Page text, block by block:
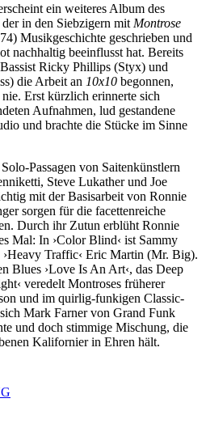
ein weiteres Album des
in den Siebzigern mit Montrose
Musikgeschichte geschrieben und
nachhaltig beeinflusst hat. Bereits
Ricky Phillips (Styx) und
die Arbeit an 10x10 begonnen,
Erst kürzlich erinnerte sich
Aufnahmen, lud gestandene
und brachte die Stücke im Sinne
Passagen von Saitenkünstlern
Steve Lukather und Joe
mit der Basisarbeit von Ronnie
sorgen für die facettenreiche
Durch ihr Zutun erblüht Ronnie
Mal: In ›Color Blind‹ ist Sammy
Traffic‹ Eric Martin (Mr. Big).
Blues ›Love Is An Art‹, das Deep
veredelt Montroses früherer
und im quirlig-funkigen Classic-
Mark Farner von Grand Funk
und doch stimmige Mischung, die
Kalifornier in Ehren hält.